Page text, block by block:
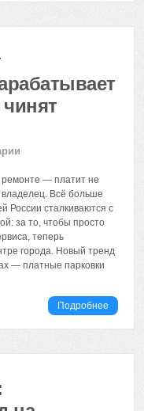
чинят
— платит не
владелец. Всё больше
России сталкиваются с
за то, чтобы просто
теперь
города. Новый тренд
— платные парковки
Подробнее